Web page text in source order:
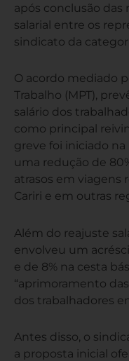
após conclusão das
salarial entre os
sindicato da
O acordo mediado
Trabalho (MPT),
salário dos
como principal
greve foi iniciado
uma redução de
atrasos em viagens
Cariri e em outras
Além do reajuste
envolveu um
e de 8% na cesta
“aprimoramento
dos trabalhadores
Antes disso, o
a proposta inicial